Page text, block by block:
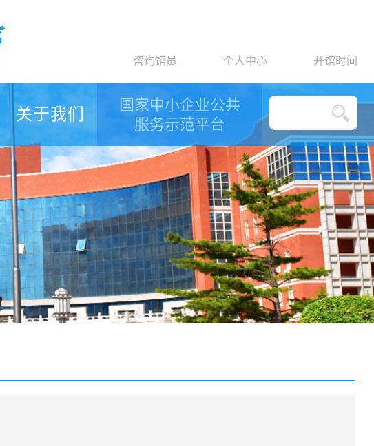
咨询馆员 个人中心 开馆时间
关于我们
国家中小企业公共
服务示范平台